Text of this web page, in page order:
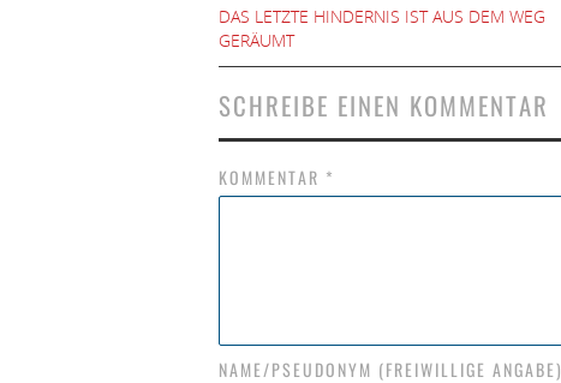
DAS LETZTE HINDERNIS IST AUS DEM WEG
GERÄUMT
SCHREIBE EINEN KOMMENTAR
KOMMENTAR *
NAME/PSEUDONYM (FREIWILLIGE ANGABE)